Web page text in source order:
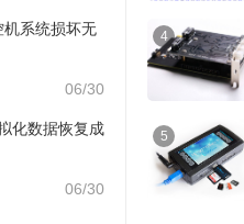
机系统损坏无
06/30
化数据恢复成
06/30
4
5